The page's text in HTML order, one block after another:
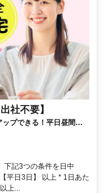
社不要】
プできる！平日昼間３h
下記3つの条件を日中
平日3日】 以上 * 1日あた
上...